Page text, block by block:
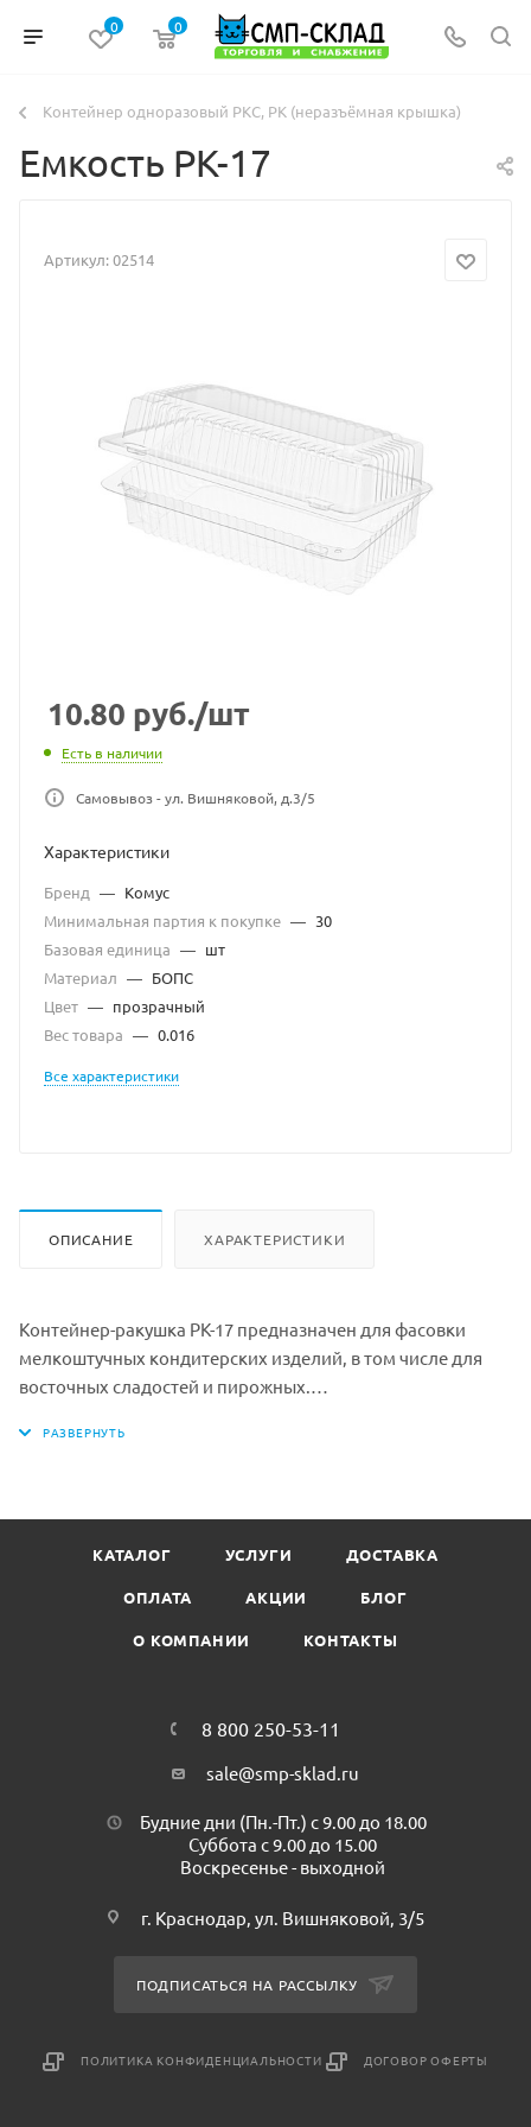
0 0
Контейнер одноразовый РКС, РК (неразъёмная крышка)
Емкость РК-17
Артикул:02514
10.80 руб./шт
Есть в наличии
Самовывоз - ул. Вишняковой, д.3/5
Характеристики
Бренд — Комус
Минимальная партия к покупке — 30
Базовая единица — шт
Материал — БОПС
Цвет — прозрачный
Вес товара — 0.016
Все характеристики
ОПИСАНИЕ ХАРАКТЕРИСТИКИ
Контейнер-ракушка РК-17 предназначен для фасовки
мелкоштучных кондитерских изделий, в том числе для
восточных сладостей и пирожных.
надежных клипсовых замков.
Ширина внутренняя 89 мм
Минимальная партия к покупке: 30 шт
Количество в коробке: 570 шт.
КАТАЛОГ УСЛУГИ ДОСТАВКА
ОПЛАТА АКЦИИ БЛОГ
О КОМПАНИИ КОНТАКТЫ
8 800 250-53-11
sale@smp-sklad.ru
Будние дни (Пн.-Пт.) с 9.00 до 18.00
Суббота с 9.00 до 15.00
Воскресенье - выходной
г. Краснодар, ул. Вишняковой, 3/5
ПОДПИСАТЬСЯ НА РАССЫЛКУ
ПОЛИТИКА КОНФИДЕНЦИАЛЬНОСТИ ДОГОВОР ОФЕРТЫ